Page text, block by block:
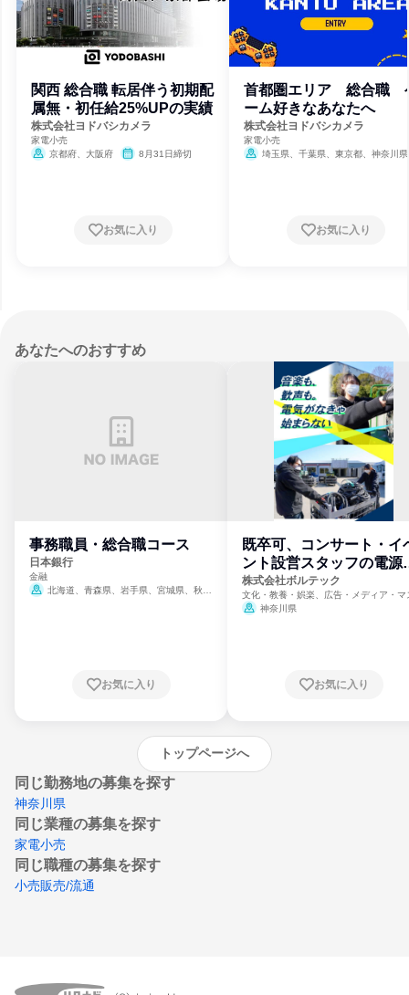
関西 総合職 転居伴う初期配
属無・初任給25%UPの実績
株式会社ヨドバシカメラ
家電小売
京都府、大阪府
8月31日締切
お気に入り
首都圏エリア 総合職
ーム好きなあなたへ
株式会社ヨドバシカメラ
家電小売
埼玉県、千葉県、東京都、神奈川県
お気に入り
あなたへのおすすめ
事務職員・総合職コース
日本銀行
金融
北海道、青森県、岩手県、宮城県、秋田
崎県、熊本県、大分県、宮崎県、鹿児島県、
お気に入り
既卒可、コンサート・イ
ント設営スタッフの電源
門
株式会社ボルテック
文化・教養・娯楽、広告・メディア・マ
ミ、電力・ガス・水道・エネルギー
神奈川県
お気に入り
トップページへ
同じ勤務地の募集を探す
神奈川県
同じ業種の募集を探す
家電小売
同じ職種の募集を探す
小売販売/流通